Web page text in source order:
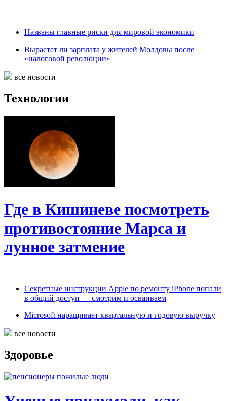
Названы главные риски для мировой экономики
Вырастет ли зарплата у жителей Молдовы после
«налоговой революции»
все новости
Технологии
Где в Кишиневе посмотреть
противостояние Марса и
лунное затмение
Секретные инструкции Apple по ремонту iPhone попали
в общий доступ — смотрим и осваиваем
Microsoft наращивает квартальную и годовую выручку
все новости
Здоровье